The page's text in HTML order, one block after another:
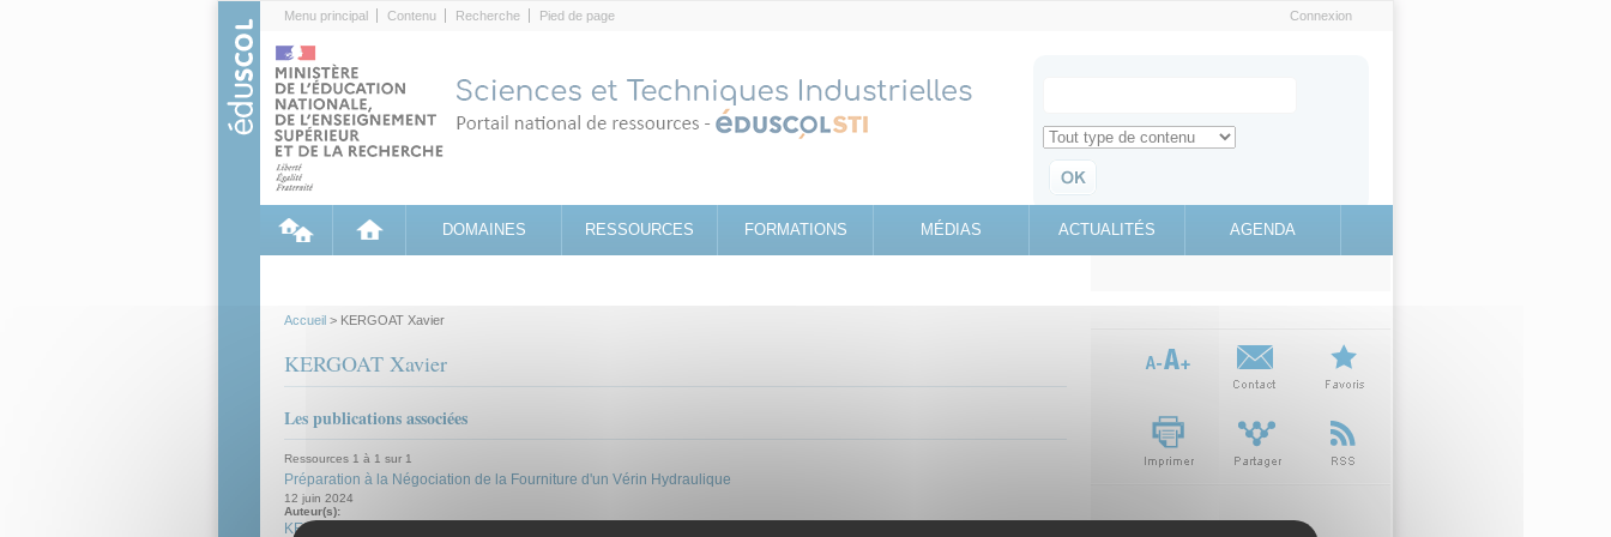
Menu principal Contenu Recherche Pied de page Connexion
Search for
Retrouvez toute l'information sur le site education.gouv.fr
DOMAINES RESSOURCES FORMATIONS MÉDIAS ACTUALITÉS AGENDA
Accueil > KERGOAT Xavier
KERGOAT Xavier
Les publications associées
Ressources 1 à 1 sur 1
Préparation à la Négociation de la Fourniture d'un Vérin Hydraulique
12 juin 2024
Auteur(s):
KERGOAT Xavier